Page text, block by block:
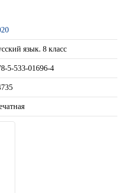
язык. 8 класс
5-533-01696-4